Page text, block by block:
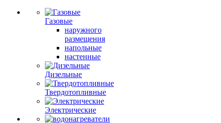
Газовые
наружного
размещения
напольные
настенные
Дизельные
Твердотопливные
Электрические